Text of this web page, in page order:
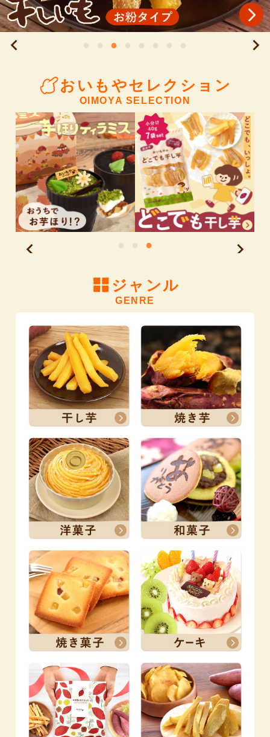
おいもやセレクション
OIMOYA SELECTION
ジャンル
GENRE